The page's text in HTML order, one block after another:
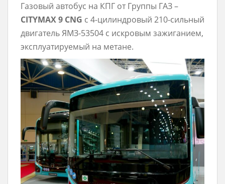
Газовый автобус на КПГ от Группы ГАЗ –
СITYMAX 9 CNG с 4-цилиндровый 210-сильный
двигатель ЯМЗ-53504 с искровым зажиганием,
эксплуатируемый на метане.